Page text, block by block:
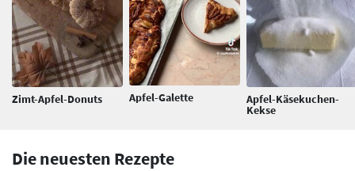
Zimt-Apfel-Donuts Apfel-Galette Apfel-Käsekuchen-
Kekse
Die neuesten Rezepte